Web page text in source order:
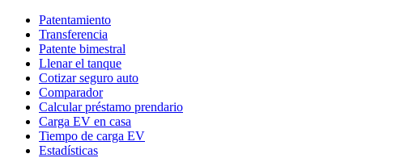
Patentamiento
Transferencia
Patente bimestral
Llenar el tanque
Cotizar seguro auto
Comparador
Calcular préstamo prendario
Carga EV en casa
Tiempo de carga EV
Estadísticas